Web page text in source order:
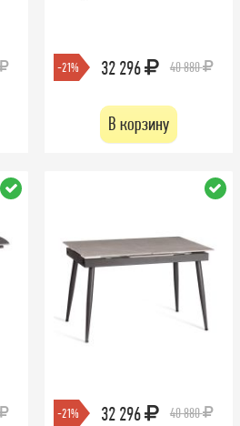
-21% 32 296 40 880
В корзину
-21% 32 296 40 880